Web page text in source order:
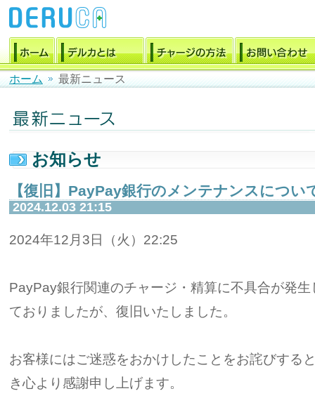
ホーム 最新ニュース
お知らせ
【復旧】PayPay銀行のメンテナンスについ
2024.12.03 21:15
2024年12月3日（火）22:25
PayPay銀行関連のチャージ・精算に不具合が発
ておりましたが、復旧いたしました。
お客様にはご迷惑をおかけしたことをお詫びする
き心より感謝申し上げます。